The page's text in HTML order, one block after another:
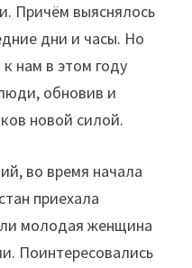
Причём выяснялось
дни и часы. Но
нам в этом году
обновив и
новой силой.
во время начала
приехала
молодая женщина
Поинтересовались